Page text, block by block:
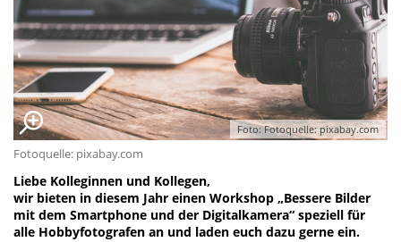
Foto: Fotoquelle: pixabay.com
Fotoquelle: pixabay.com
Liebe Kolleginnen und Kollegen,
wir bieten in diesem Jahr einen Workshop „Bessere Bilder
mit dem Smartphone und der Digitalkamera“ speziell für
alle Hobbyfotografen an und laden euch dazu gerne ein.